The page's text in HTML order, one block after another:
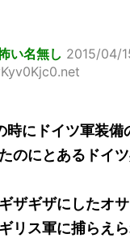
い名無し 2015/04/
時にドイツ軍装備
のにとあるドイ
ザギザにしたオ
リス軍に捕らえ